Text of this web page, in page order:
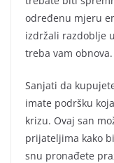
određenu mjeru
izdržali razdoblje
treba vam obnova.
Sanjati da
imate podršku
krizu. Ovaj san
prijateljima kako
snu pronađete